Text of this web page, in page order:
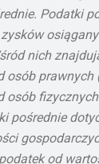
Podatki
nich
osób prawnych
osób
pośrednie
od